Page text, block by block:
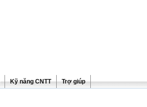
Kỹ năng CNTT Trợ giúp